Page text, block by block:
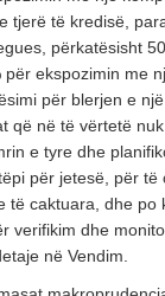
tjerë të kredisë,
përkatësisht
ekspozimin me
për blerjen e
që në të vërtetë
e tyre dhe
për jetesë, për të
të caktuara, dhe po
verifikim dhe
në Vendim.